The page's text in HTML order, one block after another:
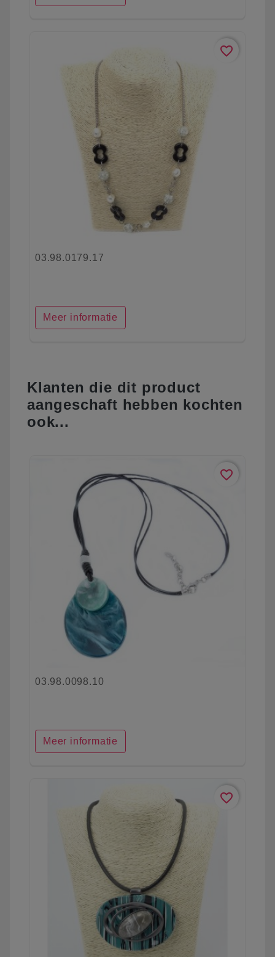
favorite_border
03.98.0179.17
Meer informatie
Klanten die dit product
aangeschaft hebben kochten
ook...
favorite_border
03.98.0098.10
Meer informatie
favorite_border